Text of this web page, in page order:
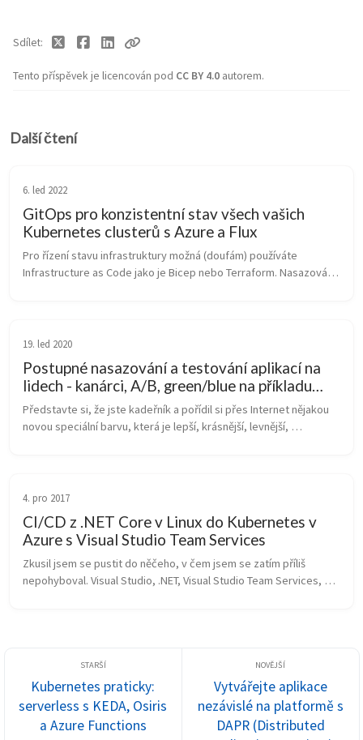
Tento příspěvek je licencován pod CC BY 4.0 autorem.
Sdílet
Další čtení
6. led 2022
GitOps pro konzistentní stav všech vašich
Kubernetes clusterů s Azure a Flux
Pro řízení stavu infrastruktury možná (doufám) používáte
Infrastructure as Code jako je Bicep nebo Terraform. Nasazování
19. led 2020
Postupné nasazování a testování aplikací na
lidech - kanárci, A/B, green/blue na příkladu
kadeřníka
Představte si, že jste kadeřník a pořídil si přes Internet nějakou
novou speciální barvu, která je lepší, krásnější, levnější,
4. pro 2017
CI/CD z .NET Core v Linux do Kubernetes v
Azure s Visual Studio Team Services
Zkusil jsem se pustit do něčeho, v čem jsem se zatím příliš
nepohyboval. Visual Studio, .NET, Visual Studio Team Services,
Kubernetes praticky:
serverless s KEDA, Osiris
a Azure Functions
Vytvářejte aplikace
nezávislé na platformě s
DAPR (Distributed